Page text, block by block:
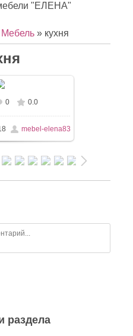
"ЕЛЕНА"
Мебель » кухня
1246x768
0 0.0
mebel-elena83
раздела